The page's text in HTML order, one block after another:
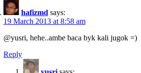
hafizmd says:
19 March 2013 at 8:58 am
@yusri, hehe..ambe baca byk kali jugok =)
Reply